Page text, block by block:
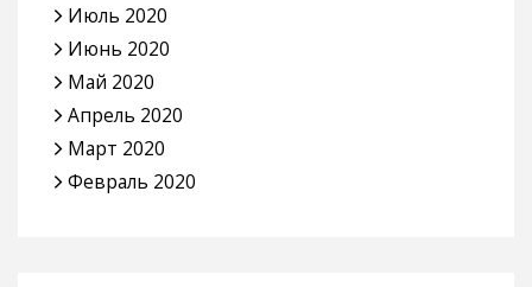
Июль 2020
Июнь 2020
Май 2020
Апрель 2020
Март 2020
Февраль 2020